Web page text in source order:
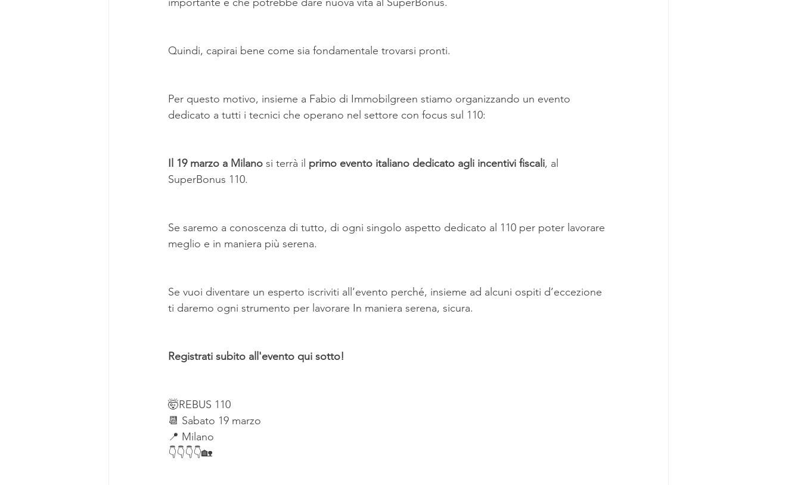
Quindi, capirai bene come sia fondamentale trovarsi pronti.
Per questo motivo, insieme a Fabio di Immobilgreen stiamo organizzando un evento
dedicato a tutti i tecnici che operano nel settore con focus sul 110:
Il 19 marzo a Milano si terrà il primo evento italiano dedicato agli incentivi fiscali, al
SuperBonus 110.
Se saremo a conoscenza di tutto, di ogni singolo aspetto dedicato al 110 per poter lavorare
meglio e in maniera più serena.
Se vuoi diventare un esperto iscriviti all’evento perché, insieme ad alcuni ospiti d’eccezione
ti daremo ogni strumento per lavorare In maniera serena, sicura.
Registrati subito all'evento qui sotto!
🤯REBUS 110
📆 Sabato 19 marzo
📍 Milano
👇👇👇👇🏡